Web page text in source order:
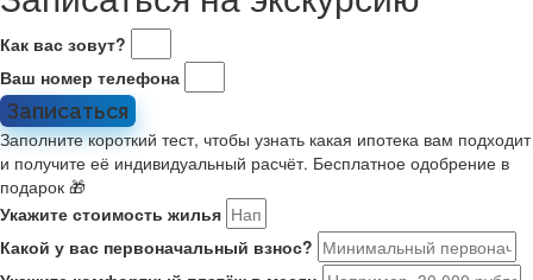
Как вас зовут?
Ваш номер телефона
Записаться
Заполните короткий тест, чтобы узнать какая ипотека вам подходит
и получите её индивидуальный расчёт. Бесплатное одобрение в
подарок 🎁
Укажите стоимость жилья
Какой у вас первоначальный взнос?